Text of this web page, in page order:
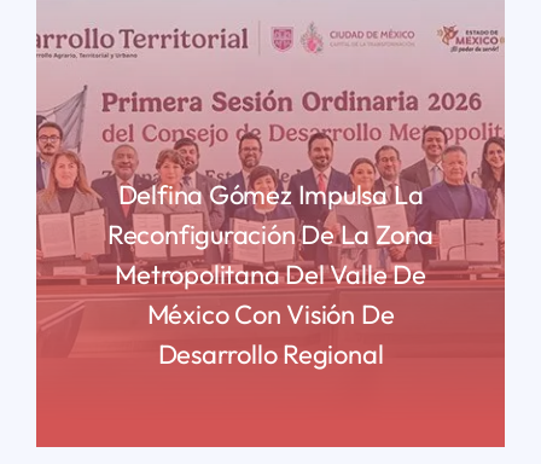
Delfina Gómez Impulsa La
Reconfiguración De La Zona
Metropolitana Del Valle De
México Con Visión De
Desarrollo Regional